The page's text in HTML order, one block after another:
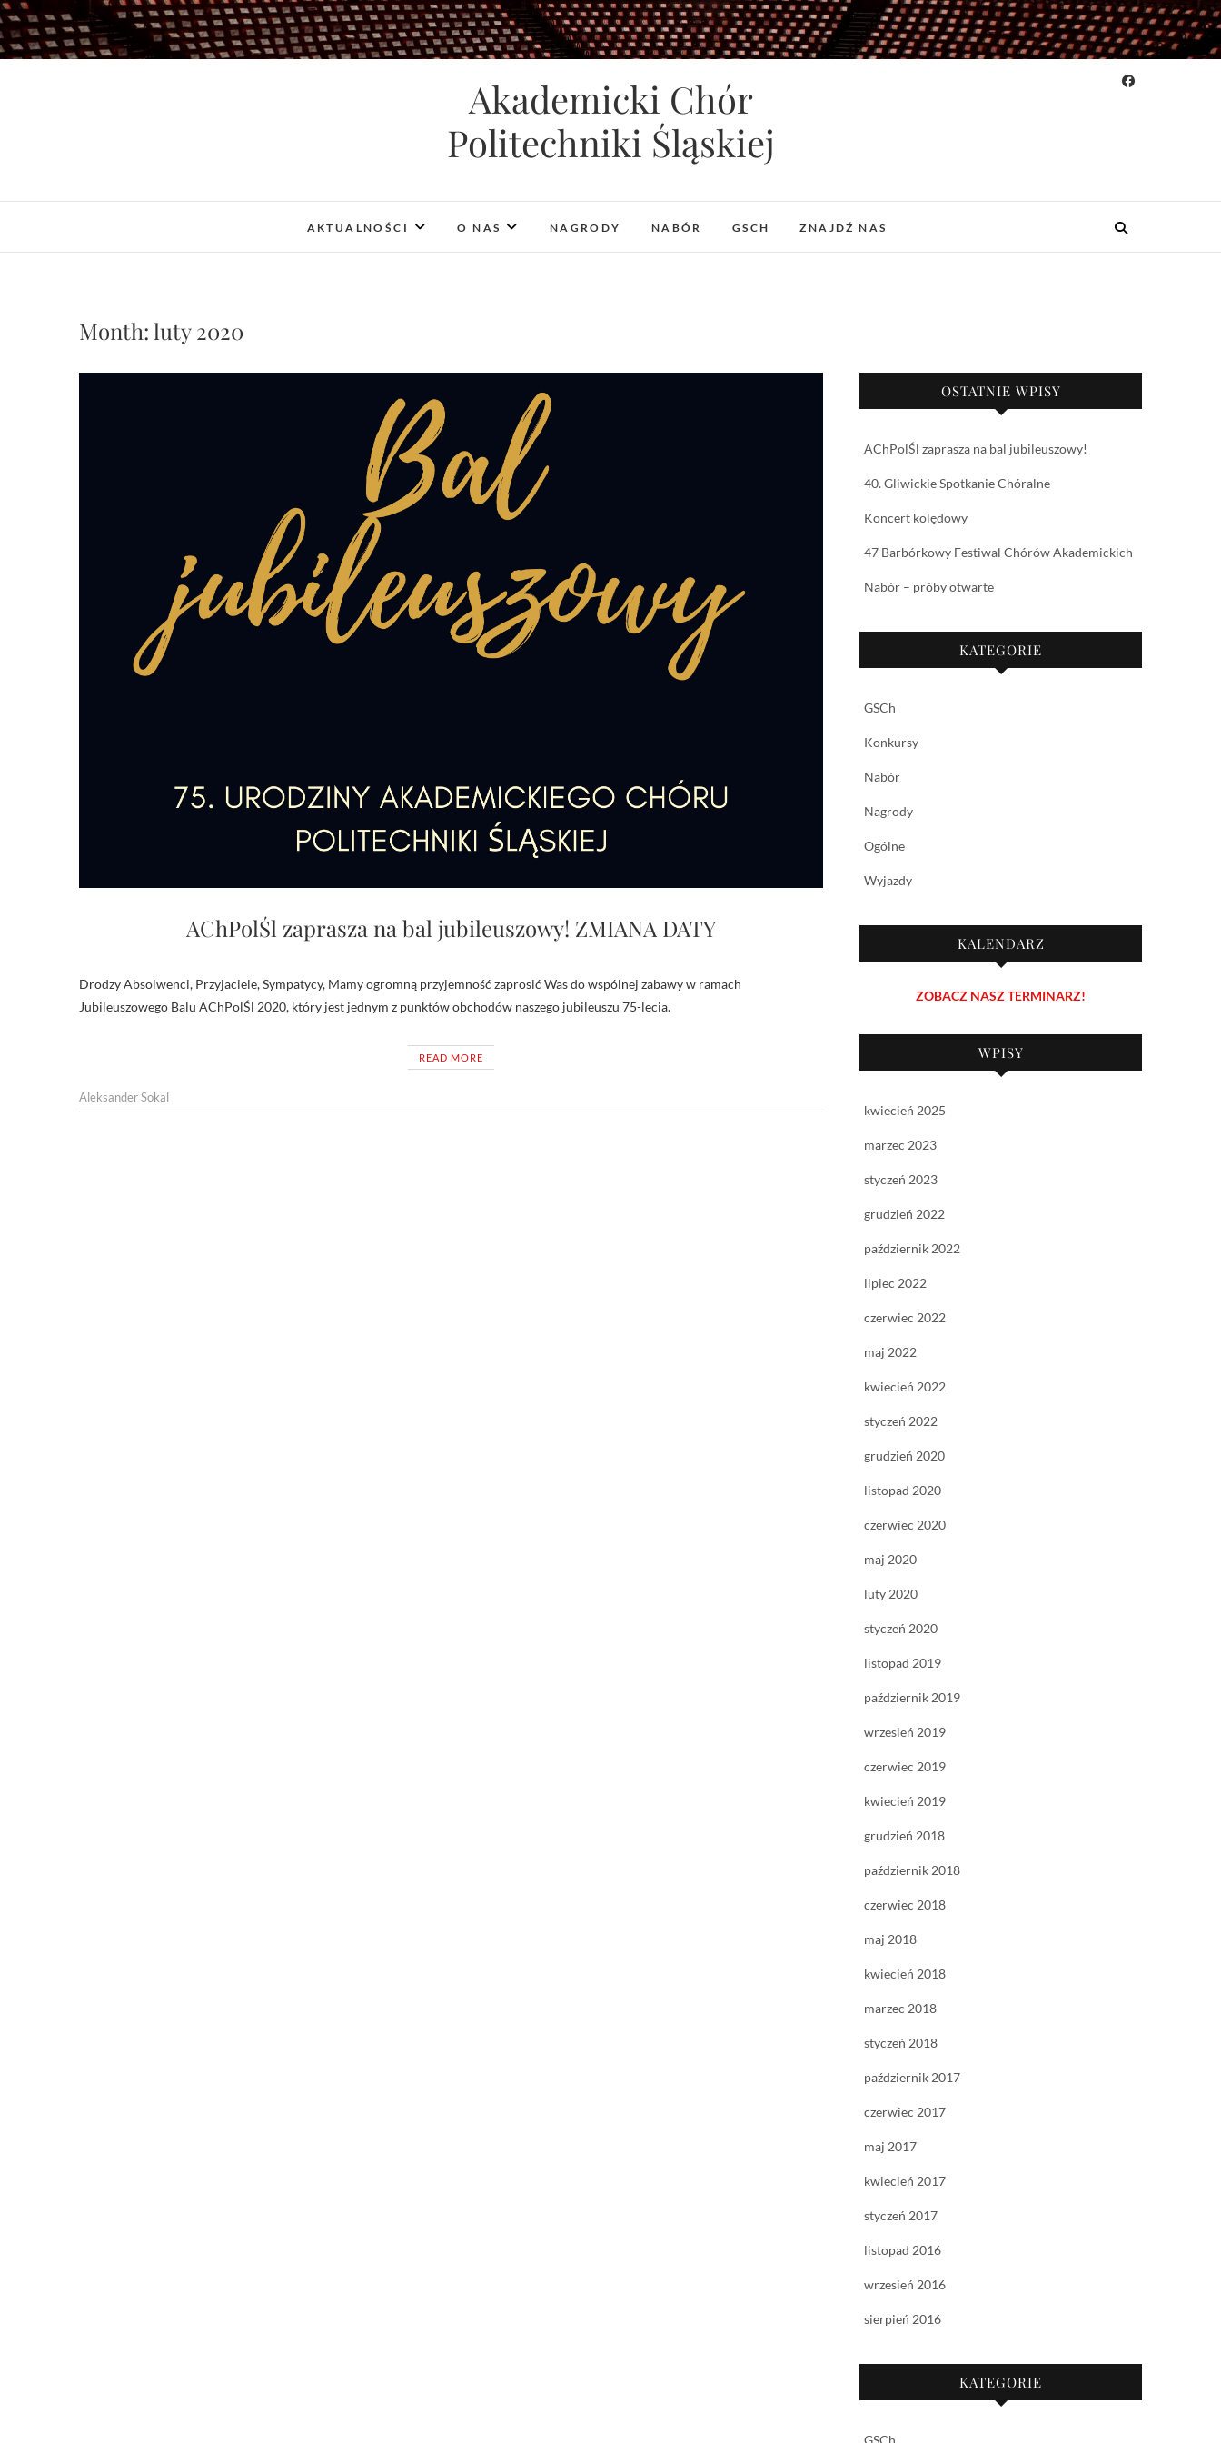
Skip
to
content
Akademicki Chór
Politechniki Śląskiej
AKTUALNOŚCI O NAS NAGRODY NABÓR GSCH ZNAJDŹ NAS
Month:luty 2020
AChPolŚl zaprasza na bal jubileuszowy! ZMIANA DATY
Drodzy Absolwenci, Przyjaciele, Sympatycy, Mamy ogromną przyjemność zaprosić Was do wspólnej zabawy w ramach
Jubileuszowego Balu AChPolŚl 2020, który jest jednym z punktów obchodów naszego jubileuszu 75-lecia.
READ MORE
Aleksander Sokal
OSTATNIE WPISY
AChPolŚl zaprasza na bal jubileuszowy!
40. Gliwickie Spotkanie Chóralne
Koncert kolędowy
47 Barbórkowy Festiwal Chórów Akademickich
Nabór – próby otwarte
KATEGORIE
GSCh
Konkursy
Nabór
Nagrody
Ogólne
Wyjazdy
KALENDARZ
ZOBACZ NASZ TERMINARZ!
WPISY
kwiecień 2025
marzec 2023
styczeń 2023
grudzień 2022
październik 2022
lipiec 2022
czerwiec 2022
maj 2022
kwiecień 2022
styczeń 2022
grudzień 2020
listopad 2020
czerwiec 2020
maj 2020
luty 2020
styczeń 2020
listopad 2019
październik 2019
wrzesień 2019
czerwiec 2019
kwiecień 2019
grudzień 2018
październik 2018
czerwiec 2018
maj 2018
kwiecień 2018
marzec 2018
styczeń 2018
październik 2017
czerwiec 2017
maj 2017
kwiecień 2017
styczeń 2017
listopad 2016
wrzesień 2016
sierpień 2016
KATEGORIE
GSCh